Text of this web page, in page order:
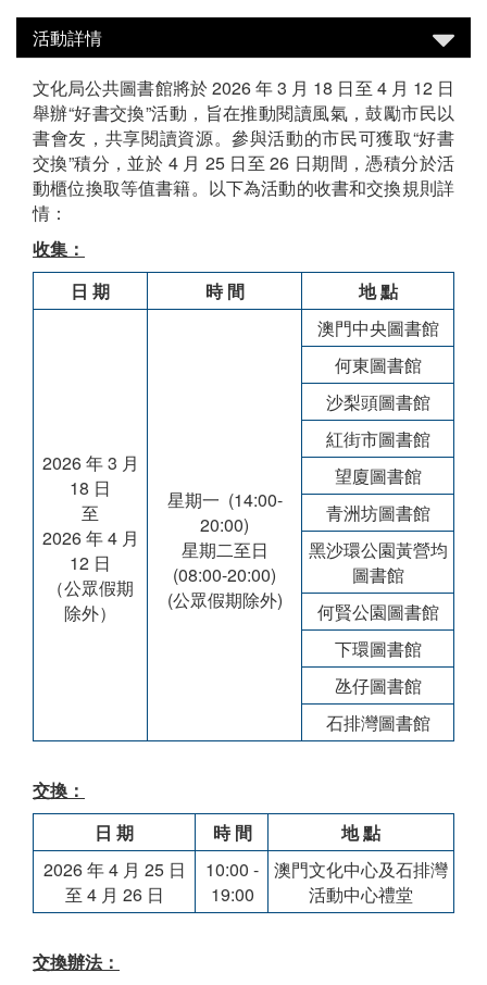
活動詳情
文化局公共圖書館將於 2026 年 3 月 18 日至 4 月 12 日
舉辦“好書交換”活動，旨在推動閱讀風氣，鼓勵市民以
書會友，共享閱讀資源。參與活動的市民可獲取“好書
交換”積分，並於 4 月 25 日至 26 日期間，憑積分於活
動櫃位換取等值書籍。以下為活動的收書和交換規則詳
情：
收集：
日 期
時 間 地 點
2026 年 3 月
18 日
至
2026 年 4 月
12 日
（公眾假期
除外）
星期一 (14:00-
20:00)
星期二至日
(08:00-20:00)
(公眾假期除外)
澳門中央圖書館
何東圖書館
沙梨頭圖書館
紅街市圖書館
望廈圖書館
青洲坊圖書館
黑沙環公園黃營均
圖書館
何賢公園圖書館
下環圖書館
氹仔圖書館
石排灣圖書館
交換：
日 期
時 間
地 點
2026 年 4 月 25 日
至 4 月 26 日
10:00 -
19:00
澳門文化中心及石排灣
活動中心禮堂
交換辦法：